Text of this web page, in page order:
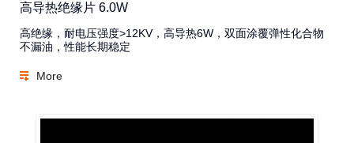
高导热绝缘片 6.0W
高绝缘，耐电压强度>12KV，高导热6W，双面涂覆弹性化合物
不漏油，性能长期稳定
More